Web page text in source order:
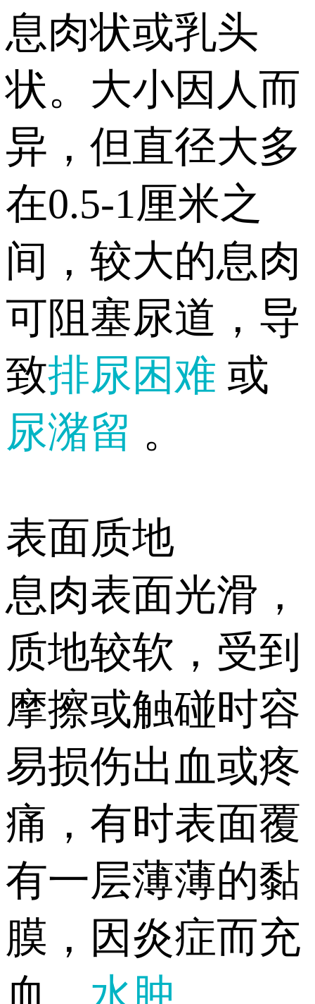
息肉状或乳头
状。大小因人而
异，但直径大多
在0.5-1厘米之
间，较大的息肉
可阻塞尿道，导
致排尿困难 或
尿潴留 。
表面质地
息肉表面光滑，
质地较软，受到
摩擦或触碰时容
易损伤出血或疼
痛，有时表面覆
有一层薄薄的黏
膜，因炎症而充